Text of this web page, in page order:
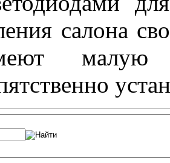
салона
малую